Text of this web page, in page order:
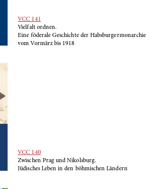
VCC 141
Vielfalt ordnen.
Eine föderale Geschichte der Habsburgermonarchie
vom Vormärz bis 1918
VCC 140
Zwischen Prag und Nikolsburg.
Jüdisches Leben in den böhmischen Ländern